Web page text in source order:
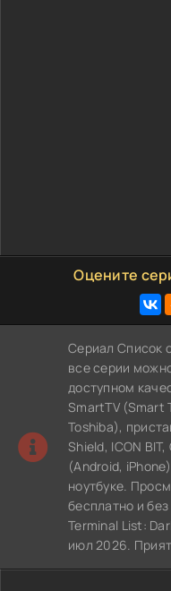
Оцените
1 2 3 4
Сериал Список
все серии
доступном
SmartTV (Smart
Toshiba),
Shield, ICON
(Android,
ноутбуке.
бесплатно и
Terminal List:
июл 2026.